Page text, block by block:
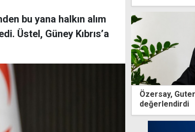
bu yana halkın alım
Üstel, Güney Kıbrıs’a
Özersay,
değerlendirdi